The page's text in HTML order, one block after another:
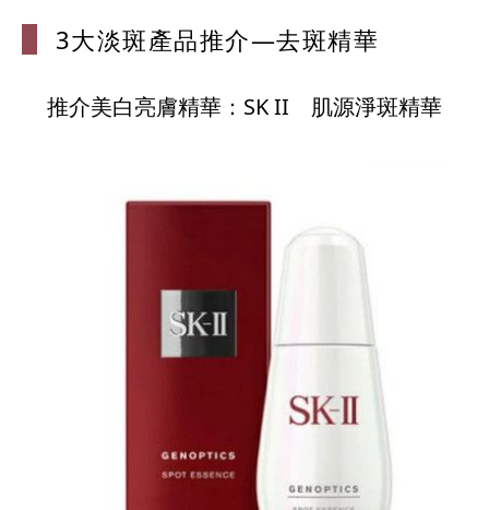
3大淡斑產品推介—去斑精華
推介美白亮膚精華：SK II 肌源淨斑精華